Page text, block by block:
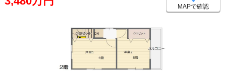
MAPで確認